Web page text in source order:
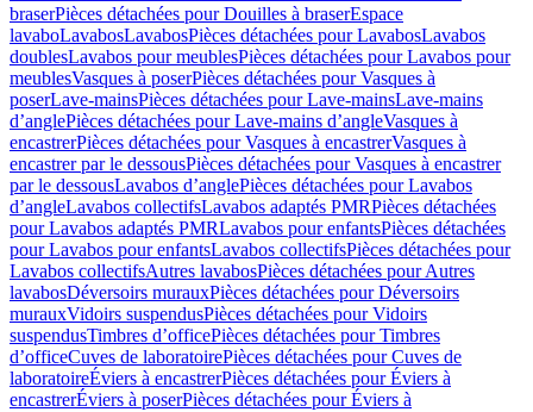
braserPièces détachées pour Douilles à braserEspace
lavaboLavabosLavabosPièces détachées pour LavabosLavabos
doublesLavabos pour meublesPièces détachées pour Lavabos pour
meublesVasques à poserPièces détachées pour Vasques à
poserLave-mainsPièces détachées pour Lave-mainsLave-mains
d’anglePièces détachées pour Lave-mains d’angleVasques à
encastrerPièces détachées pour Vasques à encastrerVasques à
encastrer par le dessousPièces détachées pour Vasques à encastrer
par le dessousLavabos d’anglePièces détachées pour Lavabos
d’angleLavabos collectifsLavabos adaptés PMRPièces détachées
pour Lavabos adaptés PMRLavabos pour enfantsPièces détachées
pour Lavabos pour enfantsLavabos collectifsPièces détachées pour
Lavabos collectifsAutres lavabosPièces détachées pour Autres
lavabosDéversoirs murauxPièces détachées pour Déversoirs
murauxVidoirs suspendusPièces détachées pour Vidoirs
suspendusTimbres dʼofficePièces détachées pour Timbres
dʼofficeCuves de laboratoirePièces détachées pour Cuves de
laboratoireÉviers à encastrerPièces détachées pour Éviers à
encastrerÉviers à poserPièces détachées pour Éviers à